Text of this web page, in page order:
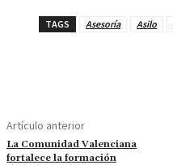
TAGS Asesoría Asilo
Artículo anterior
La Comunidad Valenciana
fortalece la formación